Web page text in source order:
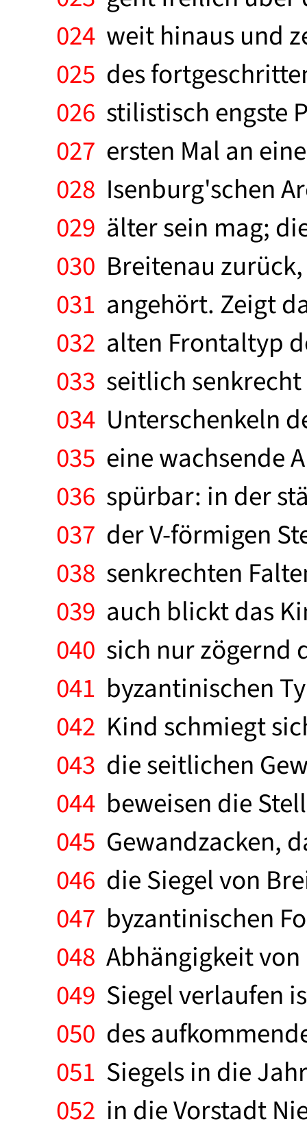
024 weit hinaus und
025 des
026 stilistisch engste
027 ersten Mal an
028 Isenburg'schen
029 älter sein mag;
030 Breitenau
031 angehört. Zeigt
032 alten Frontaltyp
033 seitlich
034 Unterschenkeln
035 eine wachsende
036 spürbar: in der
037 der V-förmigen
038 senkrechten
039 auch blickt das
040 sich nur zögernd
041 byzantinischen
042 Kind schmiegt
043 die seitlichen
044 beweisen die
045 Gewandzacken,
046 die Siegel von
047 byzantinischen
048 Abhängigkeit
049 Siegel verlaufen
050 des
051 Siegels in die
052 in die Vorstadt